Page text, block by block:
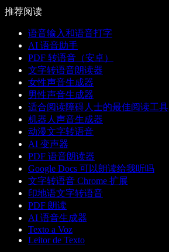
推荐阅读
语音输入和语音打字
AI 语音助手
PDF 转语音（安卓）
文字转语音朗读器
女性声音生成器
男性声音生成器
适合阅读障碍人士的最佳阅读工具
机器人声音生成器
动漫文字转语音
AI 变声器
PDF 语音朗读器
Google Docs 可以朗读给我听吗
文字转语音 Chrome 扩展
印地语文字转语音
PDF 朗读
AI 语音生成器
Texto a Voz
Leitor de Texto